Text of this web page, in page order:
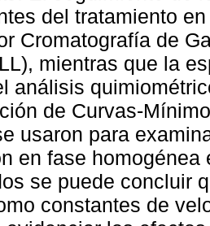
del tratamiento
Cromatografía de
mientras que la
análisis
de Curvas-
usaron para
en fase homogénea
se puede concluir
constantes de